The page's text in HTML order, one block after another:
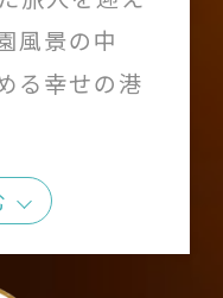
風景の中
る幸せの港